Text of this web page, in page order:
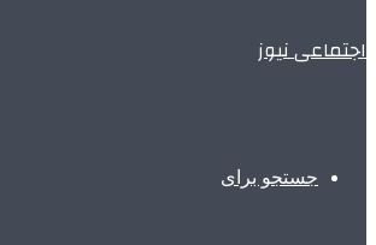
اجتماعی نیوز
جستجو برای